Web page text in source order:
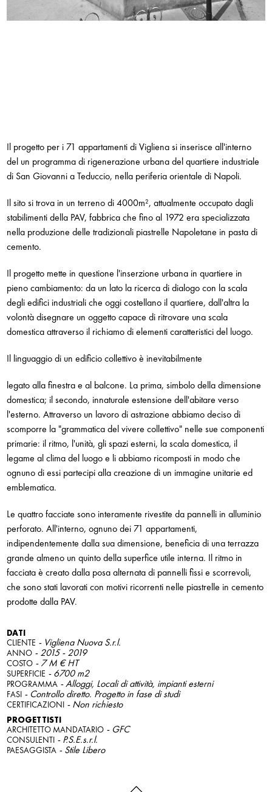
Il progetto per i 71 appartamenti di Vigliena si inserisce all'interno
del un programma di rigenerazione urbana del quartiere industriale
di San Giovanni a Teduccio, nella periferia orientale di Napoli.
Il sito si trova in un terreno di 4000m², attualmente occupato dagli
stabilimenti della PAV, fabbrica che fino al 1972 era specializzata
nella produzione delle tradizionali piastrelle Napoletane in pasta di
cemento.
Il progetto mette in questione l'inserzione urbana in quartiere in
pieno cambiamento: da un lato la ricerca di dialogo con la scala
degli edifici industriali che oggi costellano il quartiere, dall'altra la
volontà disegnare un oggetto capace di ritrovare una scala
domestica attraverso il richiamo di elementi caratteristici del luogo.
Il linguaggio di un edificio collettivo è inevitabilmente
legato alla finestra e al balcone. La prima, simbolo della dimensione
domestica; il secondo, innaturale estensione dell'abitare verso
l'esterno. Attraverso un lavoro di astrazione abbiamo deciso di
scomporre la "grammatica del vivere collettivo" nelle sue componenti
primarie: il ritmo, l'unità, gli spazi esterni, la scala domestica, il
legame al clima del luogo e li abbiamo ricomposti in modo che
ognuno di essi partecipi alla creazione di un immagine unitarie ed
emblematica.
Le quattro facciate sono interamente rivestite da pannelli in alluminio
perforato. All'interno, ognuno dei 71 appartamenti,
indipendentemente dalla sua dimensione, beneficia di una terrazza
grande almeno un quinto della superfice utile interna. Il ritmo in
facciata è creato dalla posa alternata di pannelli fissi e scorrevoli,
che sono stati lavorati con motivi ricorrenti nelle piastrelle in cemento
prodotte dalla PAV.
DATI
CLIENTE - Vigliena Nuova S.r.l.
ANNO - 2015 - 2019
COSTO - 7 M € HT
SUPERFICIE - 6700 m2
PROGRAMMA - Alloggi, Locali di attività, impianti esterni
FASI - Controllo diretto. Progetto in fase di studi
CERTIFICAZIONI - Non richiesto
PROGETTISTI
ARCHITETTO MANDATARIO - GFC
CONSULENTI - P.S.E.s.r.l.
PAESAGGISTA - Stile Libero